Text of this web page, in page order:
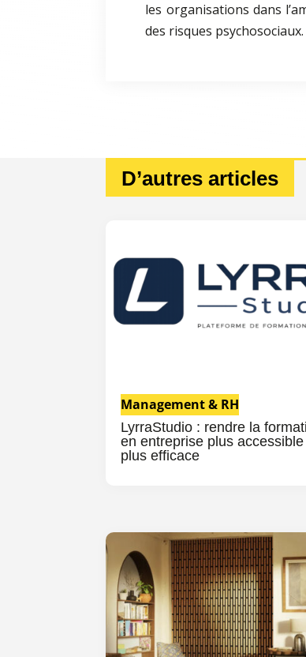
les organisations dans
des risques psychosociaux.
D’autres articles
LyrraStudio : rendre la
en entreprise plus
plus efficace
Management & RH